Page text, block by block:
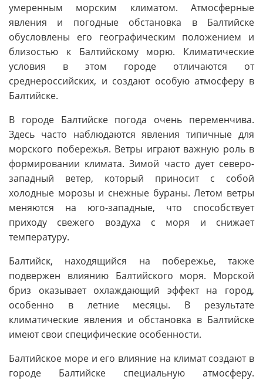
умеренным морским климатом. Атмосферные
явления и погодные обстановка в Балтийске
обусловлены его географическим положением и
близостью к Балтийскому морю. Климатические
условия в этом городе отличаются от
среднероссийских, и создают особую атмосферу в
Балтийске.
В городе Балтийске погода очень переменчива.
Здесь часто наблюдаются явления типичные для
морского побережья. Ветры играют важную роль в
формировании климата. Зимой часто дует северо-
западный ветер, который приносит с собой
холодные морозы и снежные бураны. Летом ветры
меняются на юго-западные, что способствует
приходу свежего воздуха с моря и снижает
температуру.
Балтийск, находящийся на побережье, также
подвержен влиянию Балтийского моря. Морской
бриз оказывает охлаждающий эффект на город,
особенно в летние месяцы. В результате
климатические явления и обстановка в Балтийске
имеют свои специфические особенности.
Балтийское море и его влияние на климат создают в
городе Балтийске специальную атмосферу.